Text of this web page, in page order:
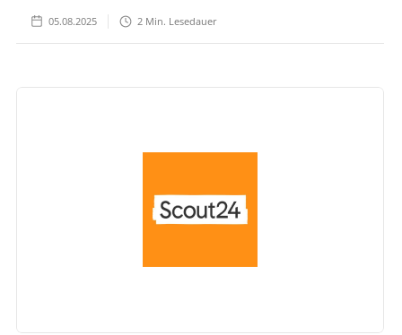
05.08.2025 2 Min. Lesedauer